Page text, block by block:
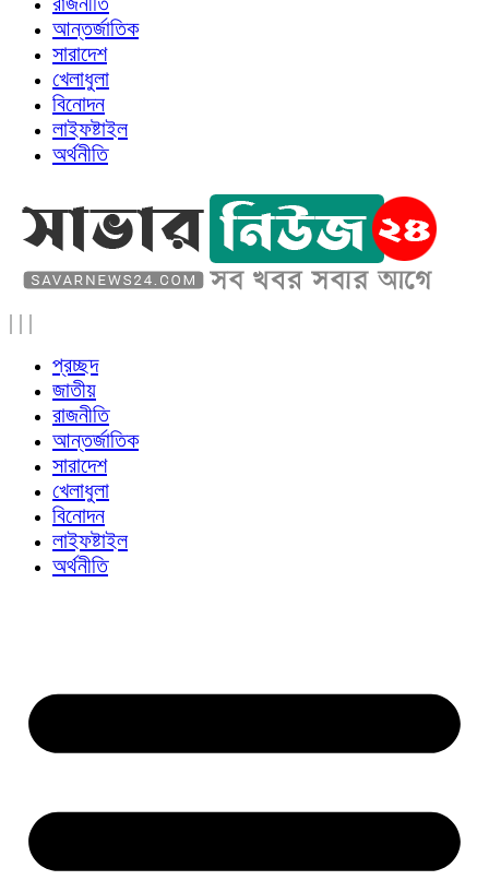
আন্তর্জাতিক
সারাদেশ
খেলাধুলা
বিনোদন
লাইফষ্টাইল
অর্থনীতি
| | |
প্রচ্ছদ
জাতীয়
রাজনীতি
আন্তর্জাতিক
সারাদেশ
খেলাধুলা
বিনোদন
লাইফষ্টাইল
অর্থনীতি